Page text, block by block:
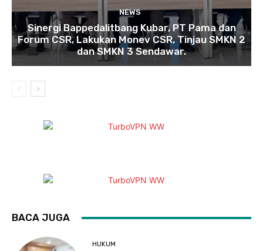
NEWS
Sinergi Bappedalitbang Kubar, PT Pama dan
Forum CSR, Lakukan Monev CSR, Tinjau SMKN 2
dan SMKN 3 Sendawar.
BACA JUGA
HUKUM